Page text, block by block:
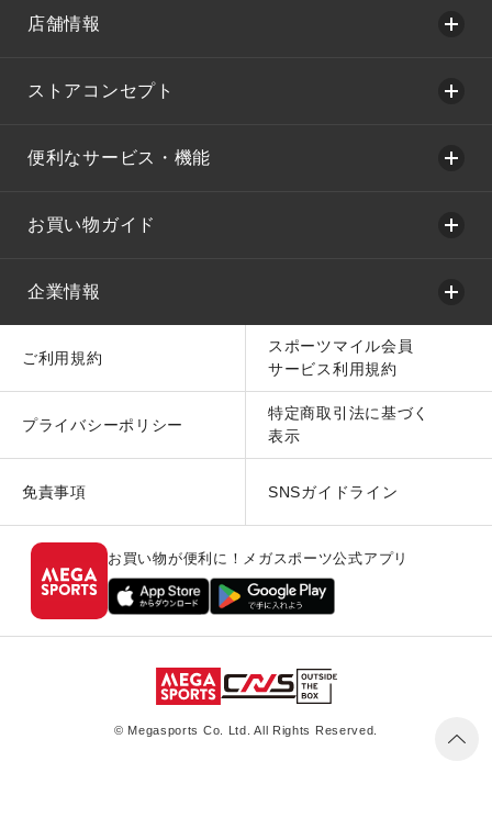
店舗情報
ストアコンセプト
便利なサービス・機能
お買い物ガイド
企業情報
ご利用規約
スポーツマイル会員
サービス利用規約
プライバシーポリシー
特定商取引法に基づく
表示
免責事項 SNSガイドライン
お買い物が便利に！メガスポーツ公式アプリ
© Megasports Co. Ltd. All Rights Reserved.